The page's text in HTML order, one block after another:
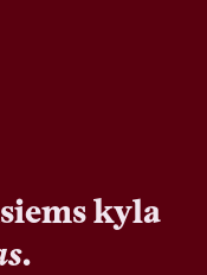
kyla
.